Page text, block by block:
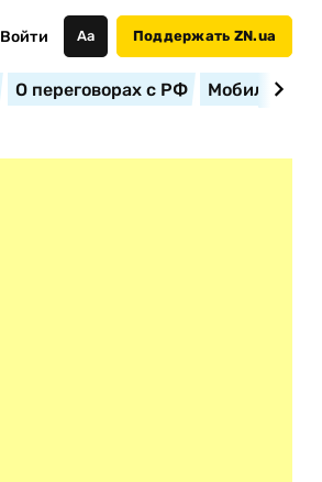
Войти Аа Поддержать ZN.ua
О переговорах с РФ